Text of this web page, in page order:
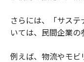
さらには、「サス
いては、民間企業の
例えば、物流やモビ